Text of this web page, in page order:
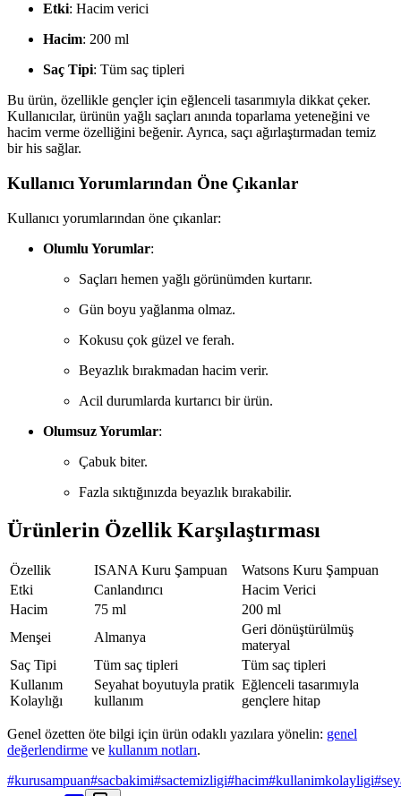
Etki: Hacim verici
Hacim: 200 ml
Saç Tipi: Tüm saç tipleri
Bu ürün, özellikle gençler için eğlenceli tasarımıyla dikkat çeker.
Kullanıcılar, ürünün yağlı saçları anında toparlama yeteneğini ve
hacim verme özelliğini beğenir. Ayrıca, saçı ağırlaştırmadan temiz
bir his sağlar.
Kullanıcı Yorumlarından Öne Çıkanlar
Kullanıcı yorumlarından öne çıkanlar:
Olumlu Yorumlar:
Saçları hemen yağlı görünümden kurtarır.
Gün boyu yağlanma olmaz.
Kokusu çok güzel ve ferah.
Beyazlık bırakmadan hacim verir.
Acil durumlarda kurtarıcı bir ürün.
Olumsuz Yorumlar:
Çabuk biter.
Fazla sıktığınızda beyazlık bırakabilir.
Ürünlerin Özellik Karşılaştırması
Özellik ISANA Kuru Şampuan
Watsons Kuru Şampuan
Etki
Canlandırıcı
Hacim Verici
Hacim
75 ml
200 ml
Menşei
Almanya
Geri dönüştürülmüş
materyal
Saç Tipi
Tüm saç tipleri
Tüm saç tipleri
Kullanım
Kolaylığı
Seyahat boyutuyla pratik
kullanım
Eğlenceli tasarımıyla
gençlere hitap
Genel özetten öte bilgi için ürün odaklı yazılara yönelin: genel
değerlendirme ve kullanım notları.
#kurusampuan#sacbakimi#sactemizligi#hacim#kullanimkolayligi#